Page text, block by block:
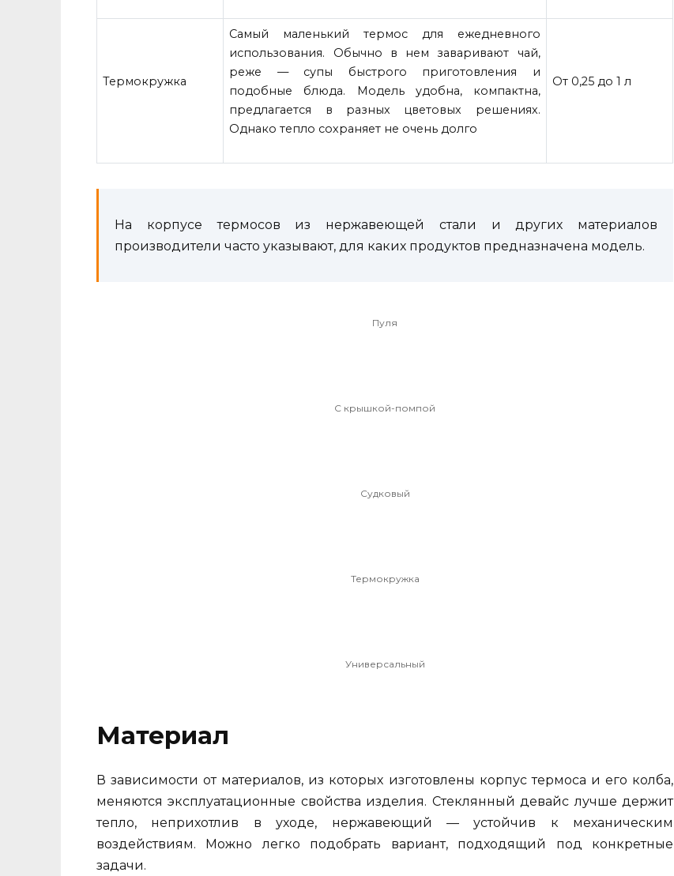
Термокружка
Самый маленький термос для ежедневного
использования. Обычно в нем заваривают чай,
реже — супы быстрого приготовления и
подобные блюда. Модель удобна, компактна,
предлагается в разных цветовых решениях.
Однако тепло сохраняет не очень долго
От 0,25 до 1 л
На корпусе термосов из нержавеющей стали и других материалов
производители часто указывают, для каких продуктов предназначена модель.
Пуля
С крышкой-помпой
Судковый
Термокружка
Универсальный
Материал
В зависимости от материалов, из которых изготовлены корпус термоса и его колба,
меняются эксплуатационные свойства изделия. Стеклянный девайс лучше держит
тепло, неприхотлив в уходе, нержавеющий — устойчив к механическим
воздействиям. Можно легко подобрать вариант, подходящий под конкретные
задачи.